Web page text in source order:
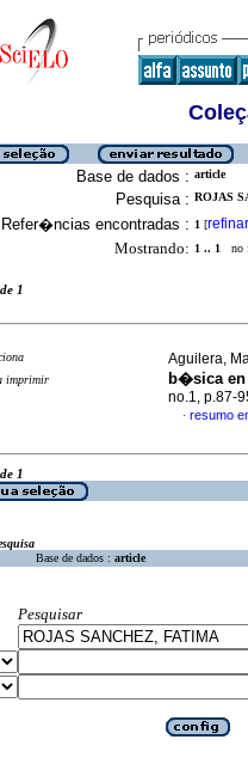
Base de dados : article
Pesquisa : ROJAS
Refer�ncias encontradas : 1 [refinar
Mostrando: 1 .. 1 no
1
imprimir
Aguilera,
b�sica en
no.1, p.87-
· resumo
1
Base de dados : article
Pesquisar